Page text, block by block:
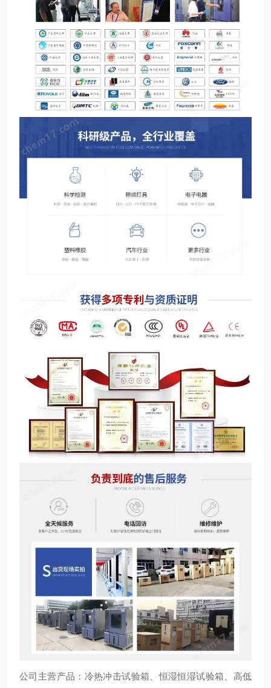
公司主营产品：冷热冲击试验箱、恒湿恒湿试验箱、高低